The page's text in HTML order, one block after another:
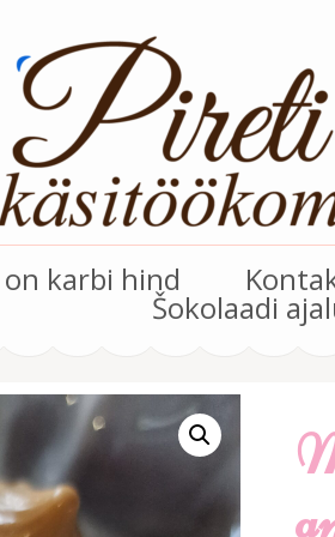
karbi hind
Šokolaadi